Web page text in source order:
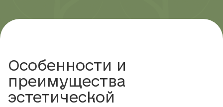
Особенности и
преимущества
эстетической